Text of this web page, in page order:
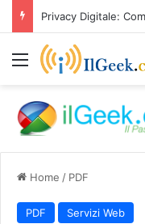
Menu
Home / PDF
PDF Servizi Web